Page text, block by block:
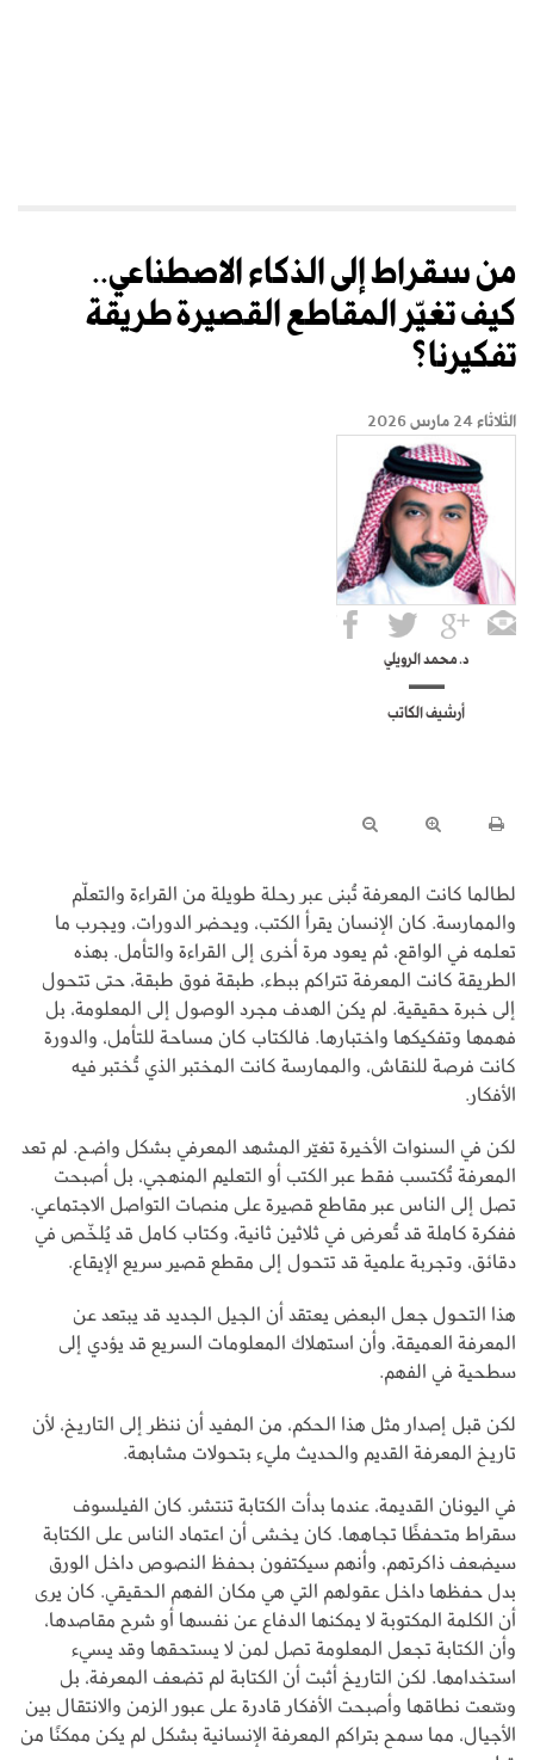
من سقراط إلى الذكاء الاصطناعي..
كيف تغيّر المقاطع القصيرة طريقة
تفكيرنا؟
الثلاثاء 24 مارس 2026
د. محمد الرويلي
أرشيف الكاتب
لطالما كانت المعرفة تُبنى عبر رحلة طويلة من القراءة والتعلّم
والممارسة. كان الإنسان يقرأ الكتب، ويحضر الدورات، ويجرب ما
تعلمه في الواقع، ثم يعود مرة أخرى إلى القراءة والتأمل. بهذه
الطريقة كانت المعرفة تتراكم ببطء، طبقة فوق طبقة، حتى تتحول
إلى خبرة حقيقية. لم يكن الهدف مجرد الوصول إلى المعلومة، بل
فهمها وتفكيكها واختبارها. فالكتاب كان مساحة للتأمل، والدورة
كانت فرصة للنقاش، والممارسة كانت المختبر الذي تُختبر فيه
الأفكار.
لكن في السنوات الأخيرة تغيّر المشهد المعرفي بشكل واضح. لم تعد
المعرفة تُكتسب فقط عبر الكتب أو التعليم المنهجي، بل أصبحت
تصل إلى الناس عبر مقاطع قصيرة على منصات التواصل الاجتماعي.
ففكرة كاملة قد تُعرض في ثلاثين ثانية، وكتاب كامل قد يُلخّص في
دقائق، وتجربة علمية قد تتحول إلى مقطع قصير سريع الإيقاع.
هذا التحول جعل البعض يعتقد أن الجيل الجديد قد يبتعد عن
المعرفة العميقة، وأن استهلاك المعلومات السريع قد يؤدي إلى
سطحية في الفهم.
لكن قبل إصدار مثل هذا الحكم، من المفيد أن ننظر إلى التاريخ، لأن
تاريخ المعرفة القديم والحديث مليء بتحولات مشابهة.
في اليونان القديمة، عندما بدأت الكتابة تنتشر، كان الفيلسوف
سقراط متحفظًا تجاهها. كان يخشى أن اعتماد الناس على الكتابة
سيضعف ذاكرتهم، وأنهم سيكتفون بحفظ النصوص داخل الورق
بدل حفظها داخل عقولهم التي هي مكان الفهم الحقيقي. كان يرى
أن الكلمة المكتوبة لا يمكنها الدفاع عن نفسها أو شرح مقاصدها،
وأن الكتابة تجعل المعلومة تصل لمن لا يستحقها وقد يسيء
استخدامها. لكن التاريخ أثبت أن الكتابة لم تضعف المعرفة، بل
وسّعت نطاقها وأصبحت الأفكار قادرة على عبور الزمن والانتقال بين
الأجيال، مما سمح بتراكم المعرفة الإنسانية بشكل لم يكن ممكنًا من